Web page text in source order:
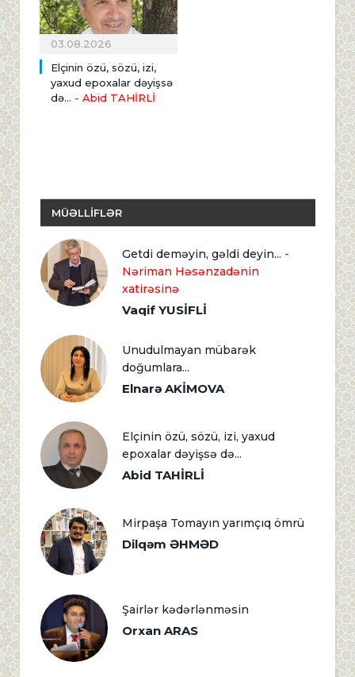
03.08.2026
Elçinin özü, sözü, izi,
yaxud epoxalar dəyişsə
də... - Abid TAHİRLİ
MÜƏLLİFLƏR
Getdi deməyin, gəldi deyin... -
Nəriman Həsənzadənin
xatirəsinə
Vaqif YUSİFLİ
Unudulmayan mübarək
doğumlara...
Elnarə AKİMOVA
Elçinin özü, sözü, izi, yaxud
epoxalar dəyişsə də...
Abid TAHİRLİ
Mirpaşa Tomayın yarımçıq ömrü
Dilqəm ƏHMƏD
Şairlər kədərlənməsin
Orxan ARAS